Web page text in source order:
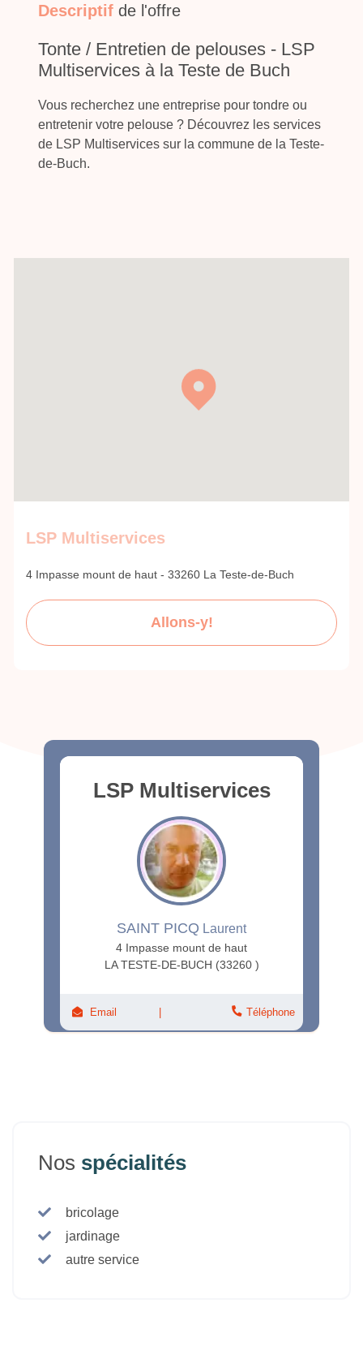
Descriptif de l'offre
Tonte / Entretien de pelouses - LSP
Multiservices à la Teste de Buch
Vous recherchez une entreprise pour tondre ou
entretenir votre pelouse ? Découvrez les services
de LSP Multiservices sur la commune de la Teste-
de-Buch.
LSP Multiservices
4 Impasse mount de haut - 33260 La Teste-de-Buch
Allons-y!
LSP Multiservices
SAINT PICQ Laurent
4 Impasse mount de haut
LA TESTE-DE-BUCH (33260 )
Email Téléphone
Nos spécialités
bricolage
jardinage
autre service